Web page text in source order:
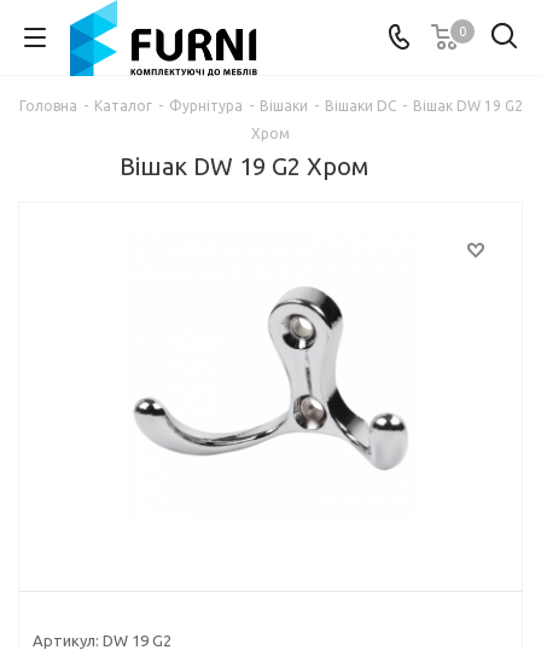
0
Головна - Каталог - Фурнітура - Вішаки - Вішаки DC - Вішак DW 19 G2
Хром
Вішак DW 19 G2 Хром
Артикул: DW 19 G2